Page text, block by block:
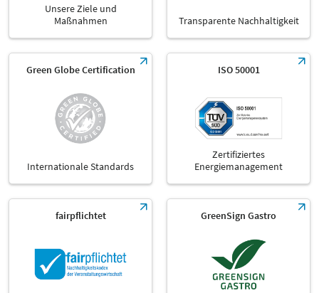
Unsere Ziele und
Maßnahmen
Transparente Nachhaltigkeit
Green Globe Certification
Internationale Standards
ISO 50001
Zertifiziertes
Energiemanagement
fairpflichtet GreenSign Gastro